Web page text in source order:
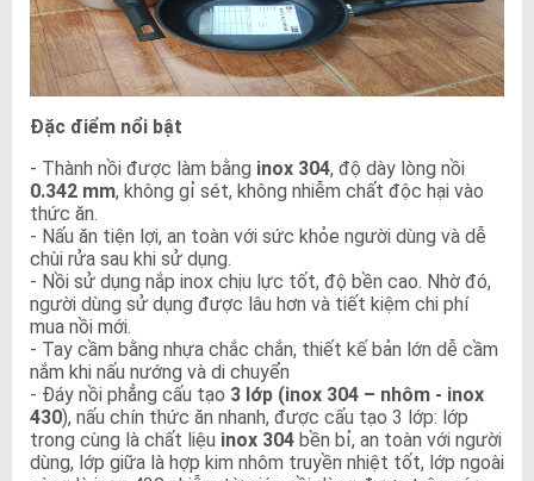
Đặc điểm nổi bật
- Thành nồi được làm bằng inox 304, độ dày lòng nồi
0.342 mm, không gỉ sét, không nhiễm chất độc hại vào
thức ăn.
- Nấu ăn tiện lợi, an toàn với sức khỏe người dùng và dễ
chùi rửa sau khi sử dụng.
- Nồi sử dụng nắp inox chịu lực tốt, độ bền cao. Nhờ đó,
người dùng sử dụng được lâu hơn và tiết kiệm chi phí
mua nồi mới.
- Tay cầm bằng nhựa chắc chắn, thiết kế bản lớn dễ cầm
nắm khi nấu nướng và di chuyển
- Đáy nồi phẳng cấu tạo 3 lớp (inox 304 – nhôm - inox
430), nấu chín thức ăn nhanh, được cấu tạo 3 lớp: lớp
trong cùng là chất liệu inox 304 bền bỉ, an toàn với người
dùng, lớp giữa là hợp kim nhôm truyền nhiệt tốt, lớp ngoài